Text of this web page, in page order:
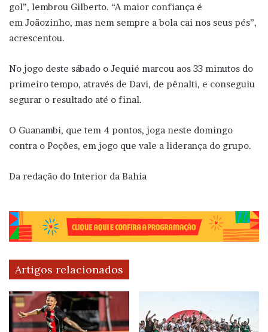
gol”, lembrou Gilberto. “A maior confiança é
em Joãozinho, mas nem sempre a bola cai nos seus pés”,
acrescentou.
No jogo deste sábado o Jequié marcou aos 33 minutos do
primeiro tempo, através de Davi, de pênalti, e conseguiu
segurar o resultado até o final.
O Guanambi, que tem 4 pontos, joga neste domingo
contra o Poções, em jogo que vale a liderança do grupo.
Da redação do Interior da Bahia
Artigos relacionados